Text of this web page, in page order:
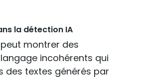
la détection IA
montrer des
incohérents qui
des textes générés par